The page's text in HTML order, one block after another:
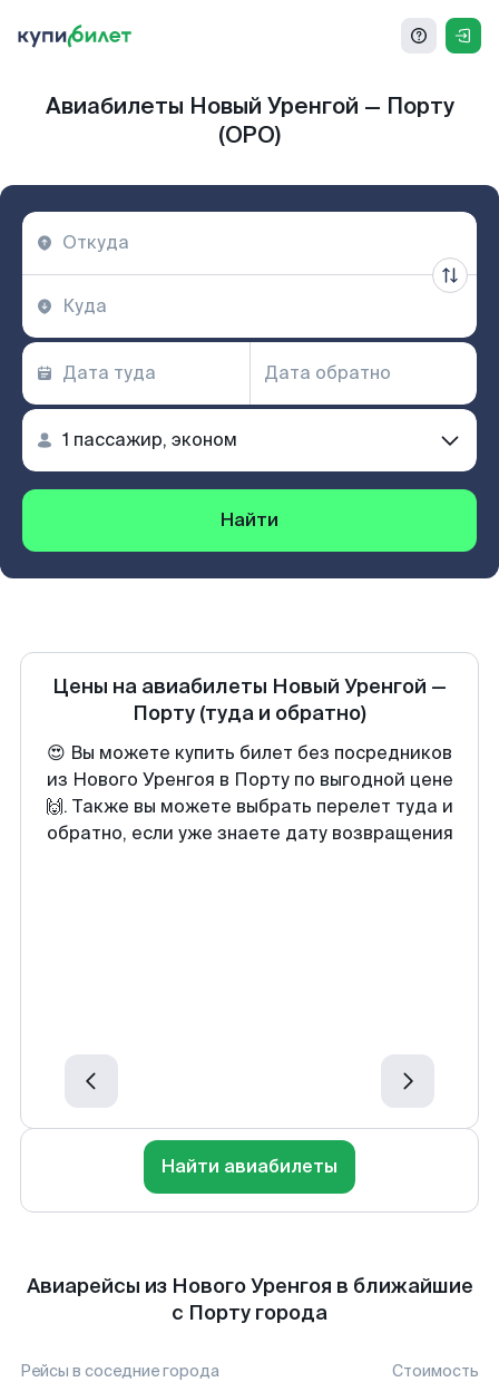
Авиабилеты Новый Уренгой — Порту
(OPO)
Найти
Цены на авиабилеты Новый Уренгой —
Порту (туда и обратно)
😍 Вы можете купить билет без посредников
из Нового Уренгоя в Порту по выгодной цене
🙌. Также вы можете выбрать перелет туда и
обратно, если уже знаете дату возвращения
Найти авиабилеты
Авиарейсы из Нового Уренгоя в ближайшие
с Порту города
Рейсы в соседние города Стоимость